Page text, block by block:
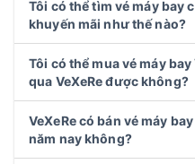
Tôi có thể tìm vé máy bay
khuyến mãi như thế nào?
Tôi có thể mua vé máy
qua VeXeRe được không?
VeXeRe có bán vé máy
năm nay không?